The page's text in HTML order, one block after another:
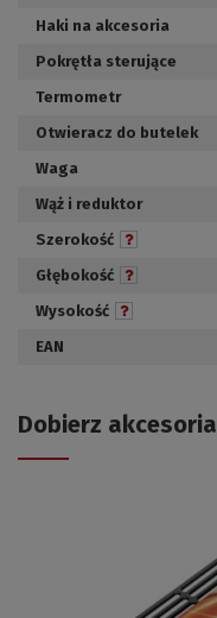
Haki na akcesoria
Pokrętła sterujące
Termometr
Otwieracz do butelek
Waga
Wąż i reduktor
Szerokość
Głębokość
Wysokość
EAN
Dobierz akcesoria